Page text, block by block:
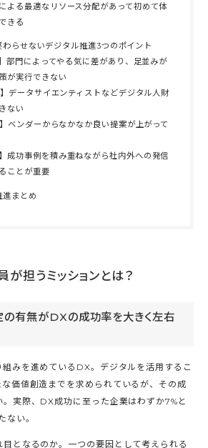
よる最適なリソース分配があって初めて体
きる
わらせないデジタル推進3つのポイント
部門によってやる気に差があり、足並みが
が実行できない
データサイエンティストなどデジタル人財
ない
ベンダーからなかなか良い提案が上がって
】成功事例を積み重ねながら社内外への発信
ことが重要
まとめ
担うミッションとは？
有無がDXの成功率を大きく左右
みを進めているDX。デジタルを活用するこ
価値創造までを求められているが、その成
実際、DX成功に至った企業はわずか7%と
ない。
となるのか。一つの要因として考えられる